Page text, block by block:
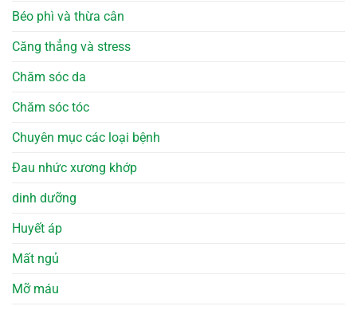
Béo phì và thừa cân
Căng thẳng và stress
Chăm sóc da
Chăm sóc tóc
Chuyên mục các loại bệnh
Đau nhức xương khớp
dinh dưỡng
Huyết áp
Mất ngủ
Mỡ máu